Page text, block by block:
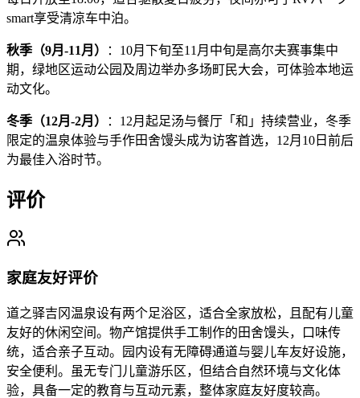
smart享受清凉车中泊。
秋季（9月-11月）
：10月下旬至11月中旬是高尔夫赛事集中
期，绿地区运动公园及周边举办多场町民大会，可体验本地运
动文化。
冬季（12月-2月）
：12月起足汤与餐厅「和」持续营业，冬季
限定的温泉体验与手作田舍馒头成为访客首选，12月10日前后
为最佳入浴时节。
评价
家庭友好评价
道之驿吉冈温泉设有两个足浴区，适合全家放松，且配有儿童
友好的休闲空间。物产馆提供手工制作的田舍馒头，口味传
统，适合亲子互动。园内设有无障碍通道与婴儿车友好设施，
安全便利。虽无专门儿童游乐区，但结合自然环境与文化体
验，具备一定的教育与互动元素，整体家庭友好度较高。